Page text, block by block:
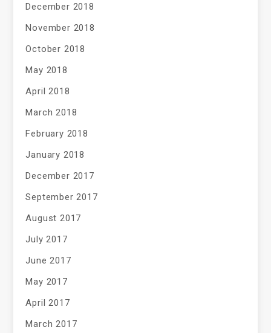
December 2018
November 2018
October 2018
May 2018
April 2018
March 2018
February 2018
January 2018
December 2017
September 2017
August 2017
July 2017
June 2017
May 2017
April 2017
March 2017